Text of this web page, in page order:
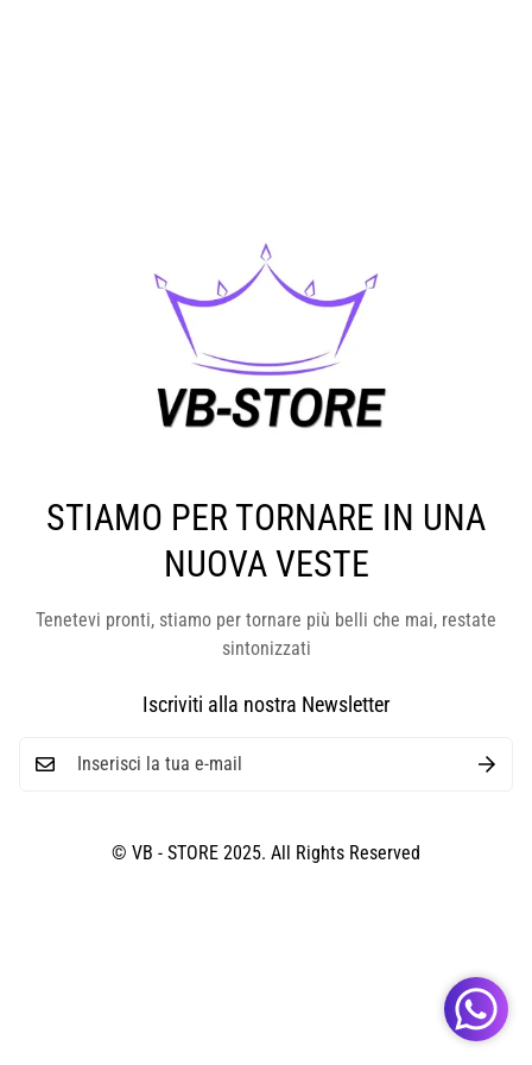
STIAMO PER TORNARE IN UNA
NUOVA VESTE
Tenetevi pronti, stiamo per tornare più belli che mai, restate
sintonizzati
Iscriviti alla nostra Newsletter
© VB - STORE 2025. All Rights Reserved